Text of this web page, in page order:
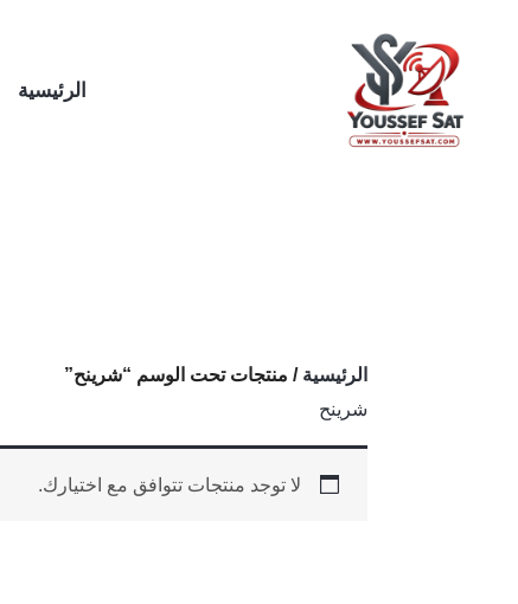
الرئيسية
الرئيسية / منتجات تحت الوسم “شرينح”
شرينح
لا توجد منتجات تتوافق مع اختيارك.